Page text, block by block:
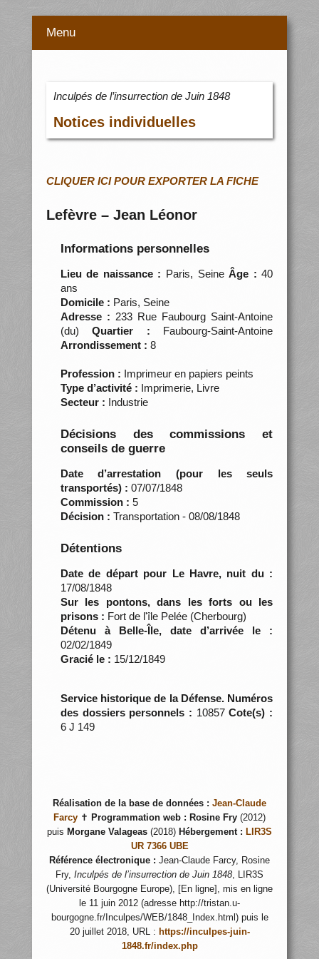
Menu
Inculpés de l’insurrection de Juin 1848
Notices individuelles
CLIQUER ICI POUR EXPORTER LA FICHE
Lefèvre – Jean Léonor
Informations personnelles
Lieu de naissance : Paris, SeineÂge : 40
ans
Domicile : Paris, Seine
Adresse : 233 Rue Faubourg Saint-Antoine
(du)Quartier : Faubourg-Saint-Antoine
Arrondissement : 8
Profession : Imprimeur en papiers peints
Type d’activité : Imprimerie, Livre
Secteur : Industrie
Décisions des commissions et
conseils de guerre
Date d’arrestation (pour les seuls
transportés) : 07/07/1848
Commission : 5
Décision : Transportation - 08/08/1848
Détentions
Date de départ pour Le Havre, nuit du :
17/08/1848
Sur les pontons, dans les forts ou les
prisons : Fort de l'île Pelée (Cherbourg)
Détenu à Belle-Île, date d’arrivée le :
02/02/1849
Gracié le : 15/12/1849
Service historique de la Défense. Numéros
des dossiers personnels : 10857Cote(s) :
6 J 149
Réalisation de la base de données : Jean-Claude
Farcy ✝ Programmation web : Rosine Fry (2012)
puis Morgane Valageas (2018) Hébergement : LIR3S
UR 7366 UBE
Référence électronique : Jean-Claude Farcy, Rosine
Fry, Inculpés de l’insurrection de Juin 1848, LIR3S
(Université Bourgogne Europe), [En ligne], mis en ligne
le 11 juin 2012 (adresse http://tristan.u-
bourgogne.fr/Inculpes/WEB/1848_Index.html) puis le
20 juillet 2018, URL : https://inculpes-juin-
1848.fr/index.php